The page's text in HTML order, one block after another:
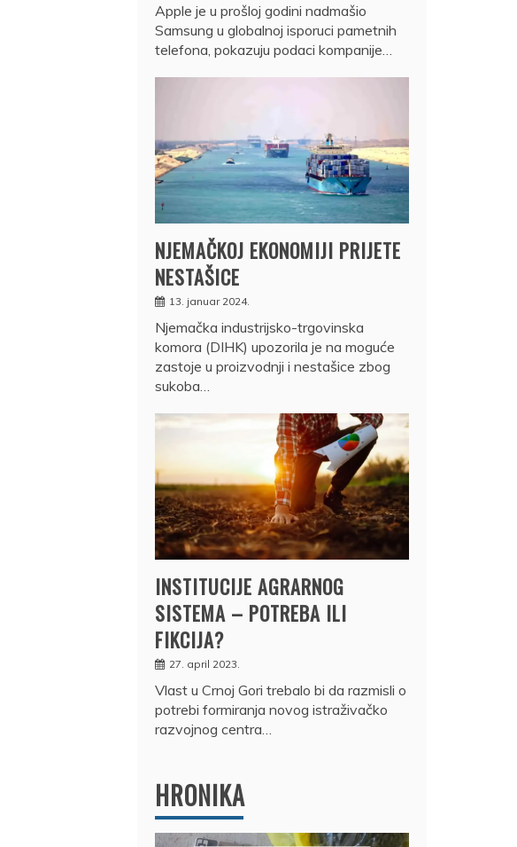
Apple je u prošloj godini nadmašio
Samsung u globalnoj isporuci pametnih
telefona, pokazuju podaci kompanije…
NJEMAČKOJ EKONOMIJI PRIJETE
NESTAŠICE
13. januar 2024.
Njemačka industrijsko-trgovinska
komora (DIHK) upozorila je na moguće
zastoje u proizvodnji i nestašice zbog
sukoba…
INSTITUCIJE AGRARNOG
SISTEMA – POTREBA ILI
FIKCIJA?
27. april 2023.
Vlast u Crnoj Gori trebalo bi da razmisli o
potrebi formiranja novog istraživačko
razvojnog centra…
HRONIKA